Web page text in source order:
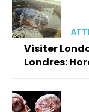
Visiter
Londres: